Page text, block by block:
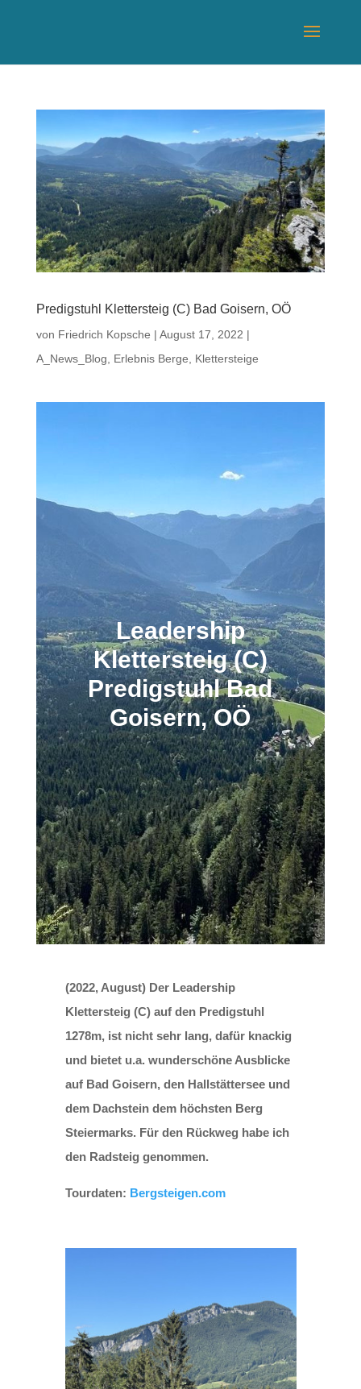
Predigstuhl Klettersteig (C) Bad Goisern, OÖ
von Friedrich Kopsche | August 17, 2022 |
A_News_Blog
Erlebnis Berge Klettersteige
Leadership
Klettersteig (C)
Predigstuhl Bad
Goisern, OÖ
(2022, August) Der Leadership
Klettersteig (C) auf den Predigstuhl
1278m, ist nicht sehr lang, dafür knackig
und bietet u.a. wunderschöne Ausblicke
auf Bad Goisern, den Hallstättersee und
dem Dachstein dem höchsten Berg
Steiermarks. Für den Rückweg habe ich
den Radsteig genommen.
Tourdaten: Bergsteigen.com